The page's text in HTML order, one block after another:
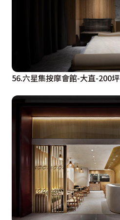
56.六星集按摩會館-大直-200坪